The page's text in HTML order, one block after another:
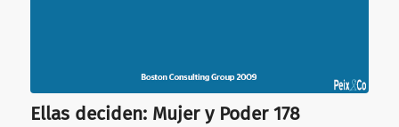
Ellas deciden: Mujer y Poder 178